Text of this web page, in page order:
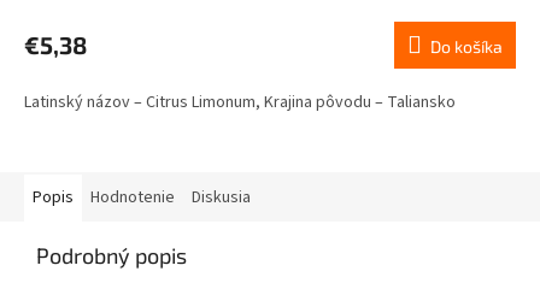
produktu
je
z
€5,38 Do košíka
Latinský názov – Citrus Limonum, Krajina pôvodu – Taliansko
Popis Hodnotenie Diskusia
Podrobný popis